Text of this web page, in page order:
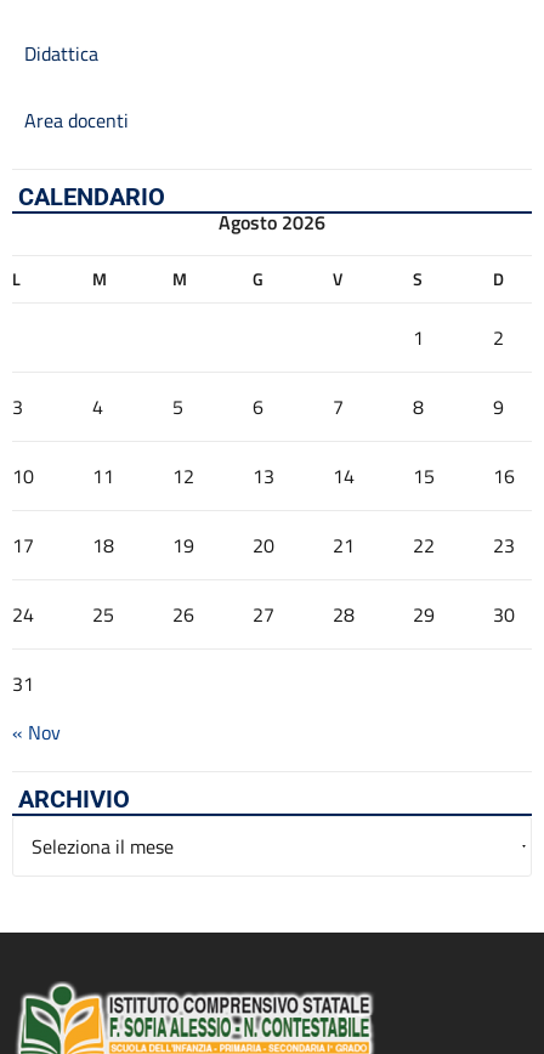
Didattica
Area docenti
CALENDARIO
Agosto 2026
L M M G V S D
1 2
3 4 5 6 7 8 9
10 11 12 13 14 15 16
17 18 19 20 21 22 23
24 25 26 27 28 29 30
31
« Nov
ARCHIVIO
Archivio